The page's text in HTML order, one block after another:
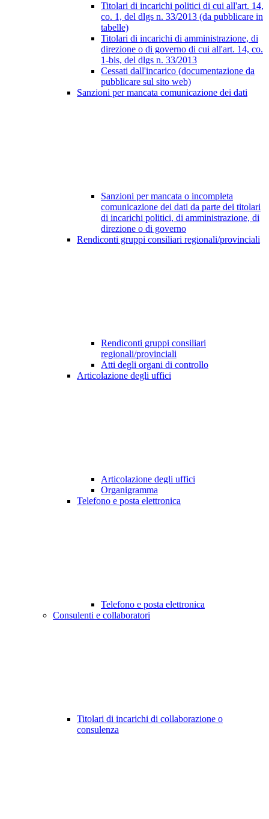
Titolari di incarichi politici di cui all'art. 14,
co. 1, del dlgs n. 33/2013 (da pubblicare in
tabelle)
Titolari di incarichi di amministrazione, di
direzione o di governo di cui all'art. 14, co.
1-bis, del dlgs n. 33/2013
Cessati dall'incarico (documentazione da
pubblicare sul sito web)
Sanzioni per mancata comunicazione dei dati
Sanzioni per mancata o incompleta
comunicazione dei dati da parte dei titolari
di incarichi politici, di amministrazione, di
direzione o di governo
Rendiconti gruppi consiliari regionali/provinciali
Rendiconti gruppi consiliari
regionali/provinciali
Atti degli organi di controllo
Articolazione degli uffici
Articolazione degli uffici
Organigramma
Telefono e posta elettronica
Telefono e posta elettronica
Consulenti e collaboratori
Titolari di incarichi di collaborazione o
consulenza